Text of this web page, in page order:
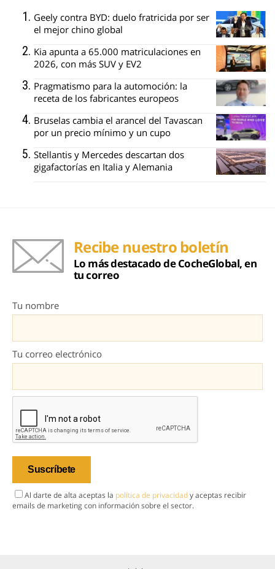
Geely contra BYD: duelo fratricida por ser
el mejor chino global
Kia apunta a 65.000 matriculaciones en
2026, con más SUV y EV2
Pragmatismo para la automoción: la
receta de los fabricantes europeos
Bruselas cambia el arancel del Tavascan
por un precio mínimo y un cupo
Stellantis y Mercedes descartan dos
gigafactorías en Italia y Alemania
Recibe nuestro boletín
Lo más destacado de CocheGlobal, en
tu correo
Tu nombre
Tu correo electrónico
Al darte de alta aceptas la política de privacidady aceptas recibir
emails de marketing con información sobre el sector.